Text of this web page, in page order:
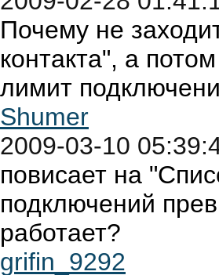
Почему не
контакта", а
лимит
Shumer
2009-03-10
повисает на
подключений
работает?
grifin_9292